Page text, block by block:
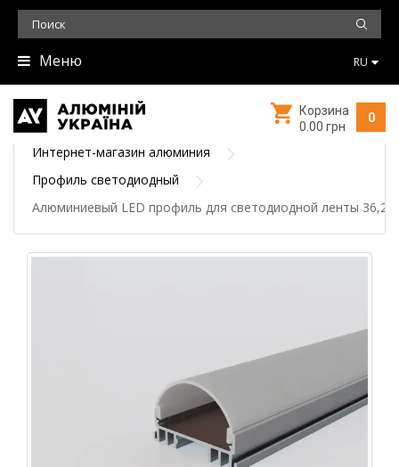
Меню RU
0
Корзина
0.00 грн
Интернет-магазин алюминия
Профиль светодиодный
Алюминиевый LED профиль для светодиодной ленты